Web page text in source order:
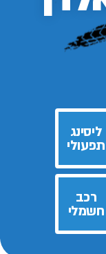
ליסינג
תפעולי
רכב
חשמלי